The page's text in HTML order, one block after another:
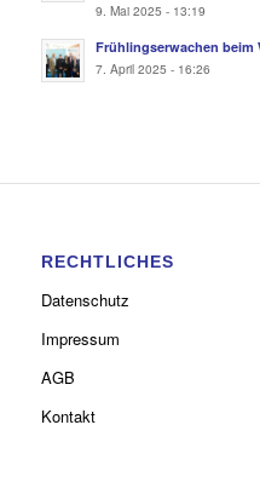
9. Mai 2025 - 13:19
Frühlingserwachen beim
7. April 2025 - 16:26
RECHTLICHES
Datenschutz
Impressum
AGB
Kontakt